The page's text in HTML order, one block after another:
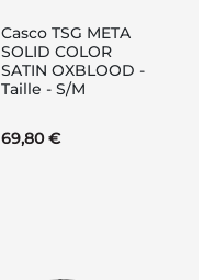
Casco TSG META
SOLID COLOR
SATIN OXBLOOD -
Taille - S/M
69,80 €
Aggiungi
al
Carrello